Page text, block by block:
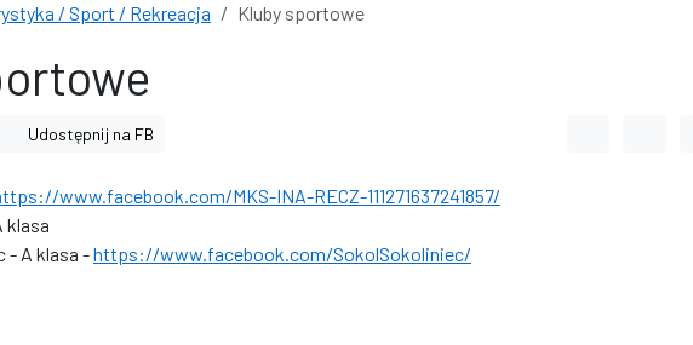
/ Sport / Rekreacja Kluby sportowe
Udostępnij na FB
www.facebook.com/MKS-INA-RECZ-111271637241857/
klasa
- A klasa -https://www.facebook.com/SokolSokoliniec/